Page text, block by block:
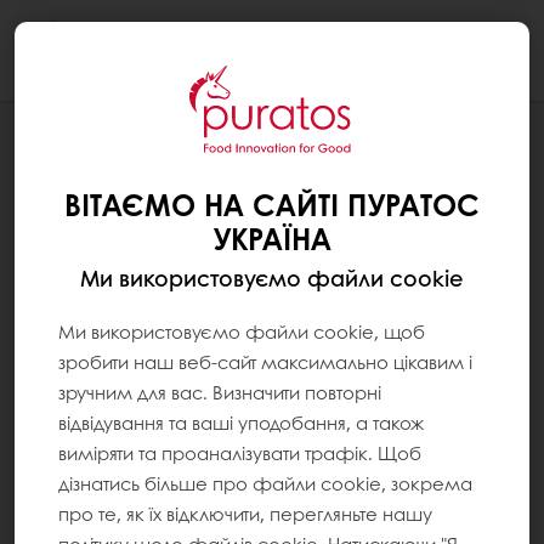
ВІТАЄМО НА САЙТІ ПУРАТОС
УКРАЇНА
Ми використовуємо файли cookie
Ми використовуємо файли cookie, щоб
зробити наш веб-сайт максимально цікавим і
зручним для вас. Визначити повторні
відвідування та ваші уподобання, а також
виміряти та проаналізувати трафік. Щоб
дізнатись більше про файли cookie, зокрема
про те, як їх відключити, перегляньте нашу
Центри підтримки споживачів
Каталоги рецептур
Про компанію
Новини
Контакти
Умови використання
Оберіть країну